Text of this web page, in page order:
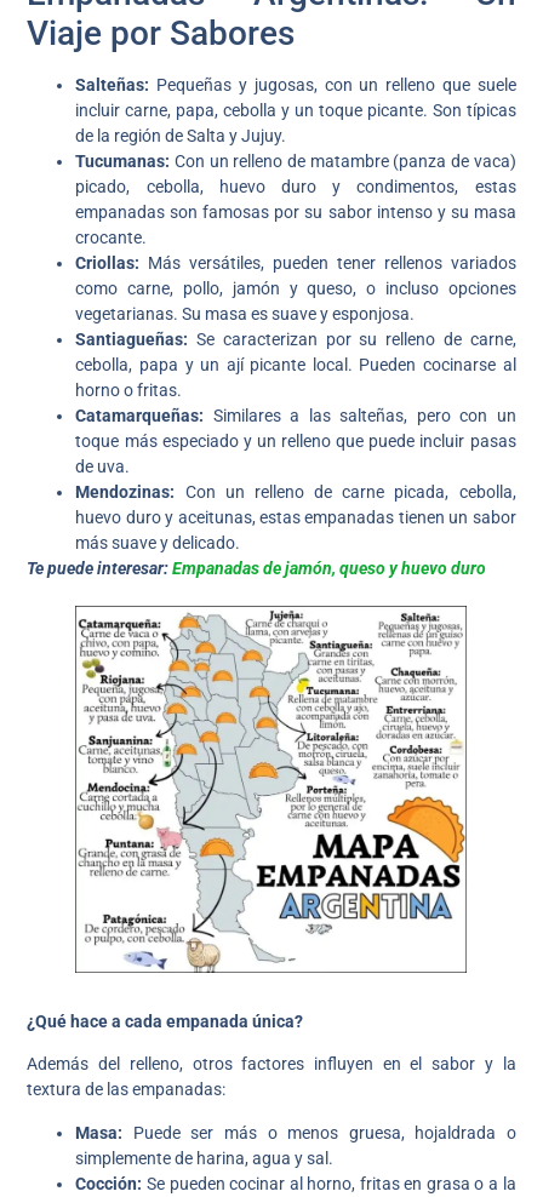
Viaje por Sabores
Salteñas: Pequeñas y jugosas, con un relleno que suele
incluir carne, papa, cebolla y un toque picante. Son típicas
de la región de Salta y Jujuy.
Tucumanas: Con un relleno de matambre (panza de vaca)
picado, cebolla, huevo duro y condimentos, estas
empanadas son famosas por su sabor intenso y su masa
crocante.
Criollas: Más versátiles, pueden tener rellenos variados
como carne, pollo, jamón y queso, o incluso opciones
vegetarianas. Su masa es suave y esponjosa.
Santiagueñas: Se caracterizan por su relleno de carne,
cebolla, papa y un ají picante local. Pueden cocinarse al
horno o fritas.
Catamarqueñas: Similares a las salteñas, pero con un
toque más especiado y un relleno que puede incluir pasas
de uva.
Mendozinas: Con un relleno de carne picada, cebolla,
huevo duro y aceitunas, estas empanadas tienen un sabor
más suave y delicado.
Te puede interesar:Empanadas de jamón, queso y huevo duro
¿Qué hace a cada empanada única?
Además del relleno, otros factores influyen en el sabor y la
textura de las empanadas:
Masa: Puede ser más o menos gruesa, hojaldrada o
simplemente de harina, agua y sal.
Cocción: Se pueden cocinar al horno, fritas en grasa o a la